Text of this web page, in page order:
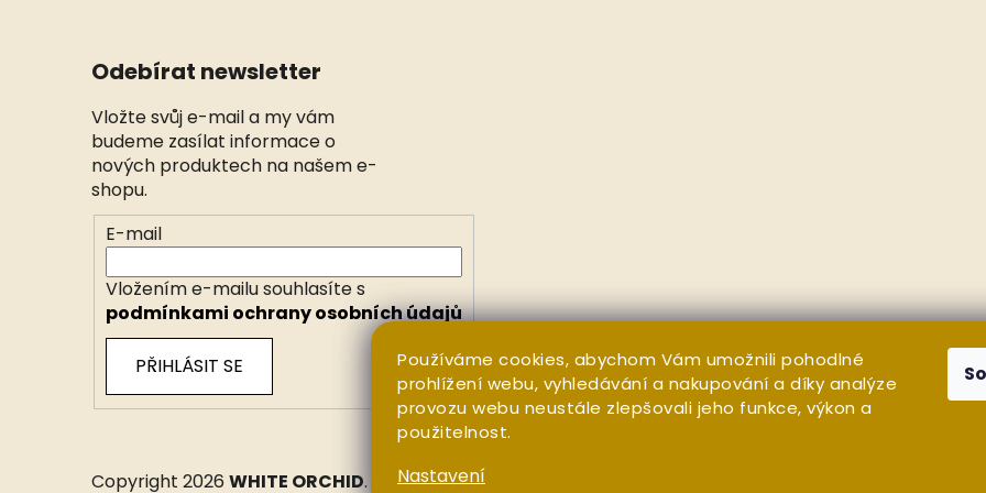
Používáme cookies, abychom Vám umožnili pohodlné
prohlížení webu, vyhledávání a nakupování a díky analýze
provozu webu neustále zlepšovali jeho funkce, výkon a
použitelnost.
Nastavení
Odebírat newsletter
Vložte svůj e-mail a my vám
budeme zasílat informace o
nových produktech na našem e-
shopu.
E-mail
Vložením e-mailu souhlasíte s
podmínkami ochrany osobních údajů
PŘIHLÁSIT SE
Copyright 2026 WHITE ORCHID. Všechna práva vyhrazena.